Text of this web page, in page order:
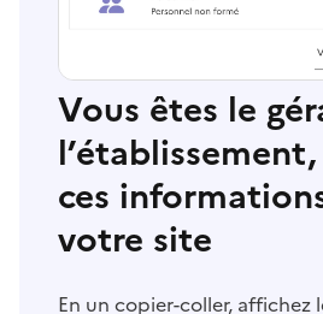
Vous êtes le
ces
votre site
En un copier-coller, affichez